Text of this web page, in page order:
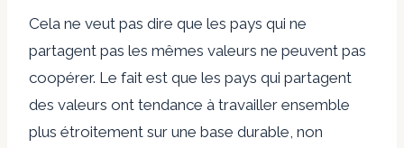
Cela ne veut pas dire que les pays qui ne
partagent pas les mêmes valeurs ne peuvent pas
coopérer. Le fait est que les pays qui partagent
des valeurs ont tendance à travailler ensemble
plus étroitement sur une base durable, non